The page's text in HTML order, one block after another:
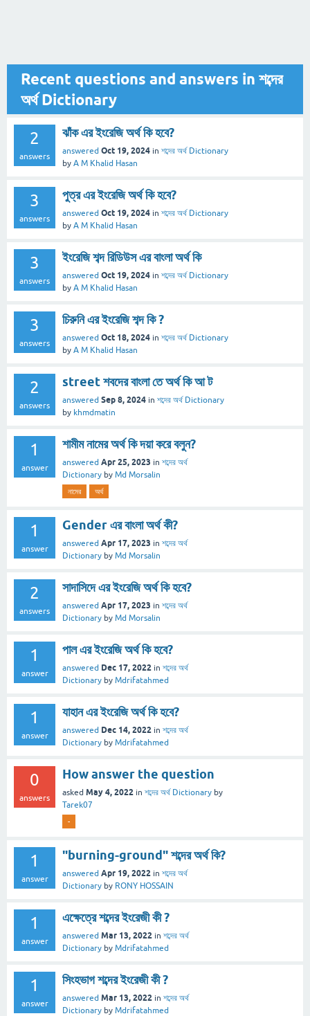
Recent questions and answers in শব্দের
অর্থ Dictionary
2
answers
ঝাঁক এর ইংরেজি অর্থ কি হবে?
answered Oct 19, 2024 in শব্দের অর্থ Dictionary
by A M Khalid Hasan
3
answers
পুত্র এর ইংরেজি অর্থ কি হবে?
answered Oct 19, 2024 in শব্দের অর্থ Dictionary
by A M Khalid Hasan
3
answers
ইংরেজি শব্দ রিডিউস এর বাংলা অর্থ কি
answered Oct 19, 2024 in শব্দের অর্থ Dictionary
by A M Khalid Hasan
3
answers
চিরুনি এর ইংরেজি শব্দ কি ?
answered Oct 18, 2024 in শব্দের অর্থ Dictionary
by A M Khalid Hasan
2
answers
street শবদের বাংলা তে অর্থ কি আ ট
answered Sep 8, 2024 in শব্দের অর্থ Dictionary
by khmdmatin
1
answer
শামীম নামের অর্থ কি দয়া করে বলুন?
answered Apr 25, 2023 in শব্দের অর্থ
Dictionary by Md Morsalin
নামের অর্থ
1
answer
Gender এর বাংলা অর্থ কী?
answered Apr 17, 2023 in শব্দের অর্থ
Dictionary by Md Morsalin
2
answers
সাদাসিদে এর ইংরেজি অর্থ কি হবে?
answered Apr 17, 2023 in শব্দের অর্থ
Dictionary by Md Morsalin
1
answer
পাল এর ইংরেজি অর্থ কি হবে?
answered Dec 17, 2022 in শব্দের অর্থ
Dictionary by Mdrifatahmed
1
answer
যাহান এর ইংরেজি অর্থ কি হবে?
answered Dec 14, 2022 in শব্দের অর্থ
Dictionary by Mdrifatahmed
0
answers
How answer the question
asked May 4, 2022 in শব্দের অর্থ Dictionary by
Tarek07
-
1
answer
"burning-ground" শব্দের অর্থ কি?
answered Apr 19, 2022 in শব্দের অর্থ
Dictionary by RONY HOSSAIN
1
answer
এক্ষেত্রে শব্দের ইংরেজী কী ?
answered Mar 13, 2022 in শব্দের অর্থ
Dictionary by Mdrifatahmed
1
answer
সিংহভাগ শব্দের ইংরেজী কী ?
answered Mar 13, 2022 in শব্দের অর্থ
Dictionary by Mdrifatahmed